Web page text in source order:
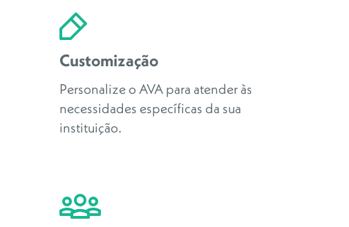
Customização
Personalize o AVA para atender às
necessidades específicas da sua
instituição.